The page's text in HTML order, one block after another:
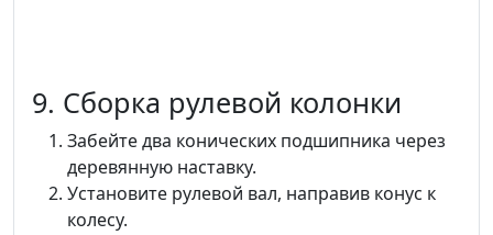
9. Сборка рулевой колонки
Забейте два конических подшипника через
деревянную наставку.
Установите рулевой вал, направив конус к
колесу.